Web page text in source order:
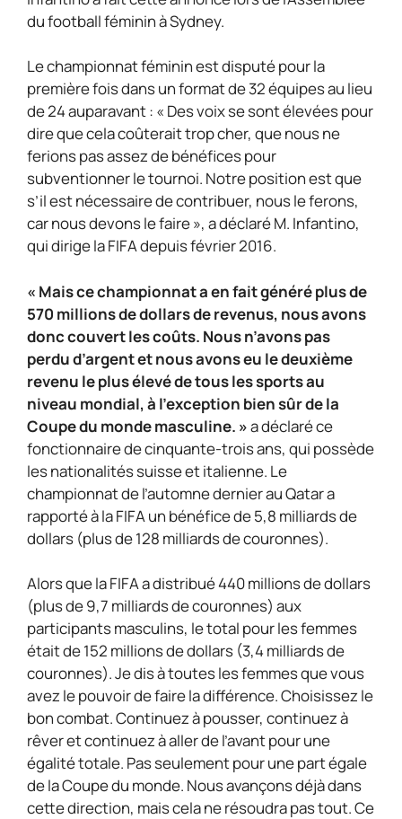
du football féminin à Sydney.
Le championnat féminin est disputé pour la
première fois dans un format de 32 équipes au lieu
de 24 auparavant : « Des voix se sont élevées pour
dire que cela coûterait trop cher, que nous ne
ferions pas assez de bénéfices pour
subventionner le tournoi. Notre position est que
s’il est nécessaire de contribuer, nous le ferons,
car nous devons le faire », a déclaré M. Infantino,
qui dirige la FIFA depuis février 2016.
« Mais ce championnat a en fait généré plus de
570 millions de dollars de revenus, nous avons
donc couvert les coûts. Nous n’avons pas
perdu d’argent et nous avons eu le deuxième
revenu le plus élevé de tous les sports au
niveau mondial, à l’exception bien sûr de la
Coupe du monde masculine. »a déclaré ce
fonctionnaire de cinquante-trois ans, qui possède
les nationalités suisse et italienne. Le
championnat de l’automne dernier au Qatar a
rapporté à la FIFA un bénéfice de 5,8 milliards de
dollars (plus de 128 milliards de couronnes).
Alors que la FIFA a distribué 440 millions de dollars
(plus de 9,7 milliards de couronnes) aux
participants masculins, le total pour les femmes
était de 152 millions de dollars (3,4 milliards de
couronnes). Je dis à toutes les femmes que vous
avez le pouvoir de faire la différence. Choisissez le
bon combat. Continuez à pousser, continuez à
rêver et continuez à aller de l’avant pour une
égalité totale. Pas seulement pour une part égale
de la Coupe du monde. Nous avançons déjà dans
cette direction, mais cela ne résoudra pas tout. Ce